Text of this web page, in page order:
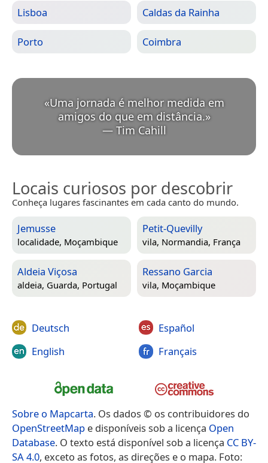
Lisboa Caldas da Rainha
Porto Coimbra
«Uma jornada é melhor medida em
amigos do que em distância. »
— Tim Cahill
Locais curiosos por descobrir
Conheça lugares fascinantes em cada canto do mundo.
Jemusse
localidade, Moçambique
Petit-Quevilly
vila, Normandia, França
Aldeia Viçosa
aldeia, Guarda, Portugal
Ressano Garcia
vila, Moçambique
Deutsch
English
Español
Français
Sobre o Mapcarta. Os dados © os contribuidores do
OpenStreetMap e disponíveis sob a licença Open
Database. O texto está disponível sob a licença CC BY-
SA 4.0, exceto as fotos, as direções e o mapa. Foto: